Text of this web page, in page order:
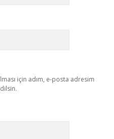
için adım, e-posta adresim